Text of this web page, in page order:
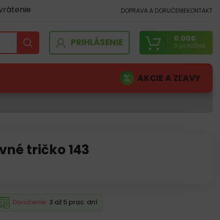
DOPRAVA A DORUČENIEKONTAKT
PRIHLÁSENIE 0 položiek
0.00€
AKCIE A ZĽAVY
tričko 143
Doručenie: 3 až 5 prac. dní